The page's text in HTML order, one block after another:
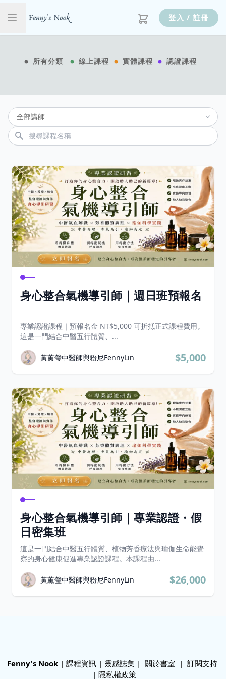
登入 / 註冊
所有分類 線上課程 實體課程 認證課程
身心整合氣機導引師｜週日班預報名
專業認證課程｜預報名金 NT$5,000 可折抵正式課程費用。
這是一門結合中醫五行體質、...
黃薰瑩中醫師與粉尼FennyLin $5,000
身心整合氣機導引師｜專業認證・假
日密集班
這是一門結合中醫五行體質、植物芳香療法與瑜伽生命能覺
察的身心健康促進專業認證課程。本課程由...
黃薰瑩中醫師與粉尼FennyLin $26,000
Fenny's Nook | 課程資訊 | 靈感誌集 | 關於書室 | 訂閱支持
| 隱私權政策